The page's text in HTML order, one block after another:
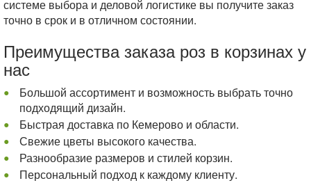
системе выбора и деловой логистике вы получите заказ
точно в срок и в отличном состоянии.
Преимущества заказа роз в корзинах у
нас
Большой ассортимент и возможность выбрать точно
подходящий дизайн.
Быстрая доставка по Кемерово и области.
Свежие цветы высокого качества.
Разнообразие размеров и стилей корзин.
Персональный подход к каждому клиенту.